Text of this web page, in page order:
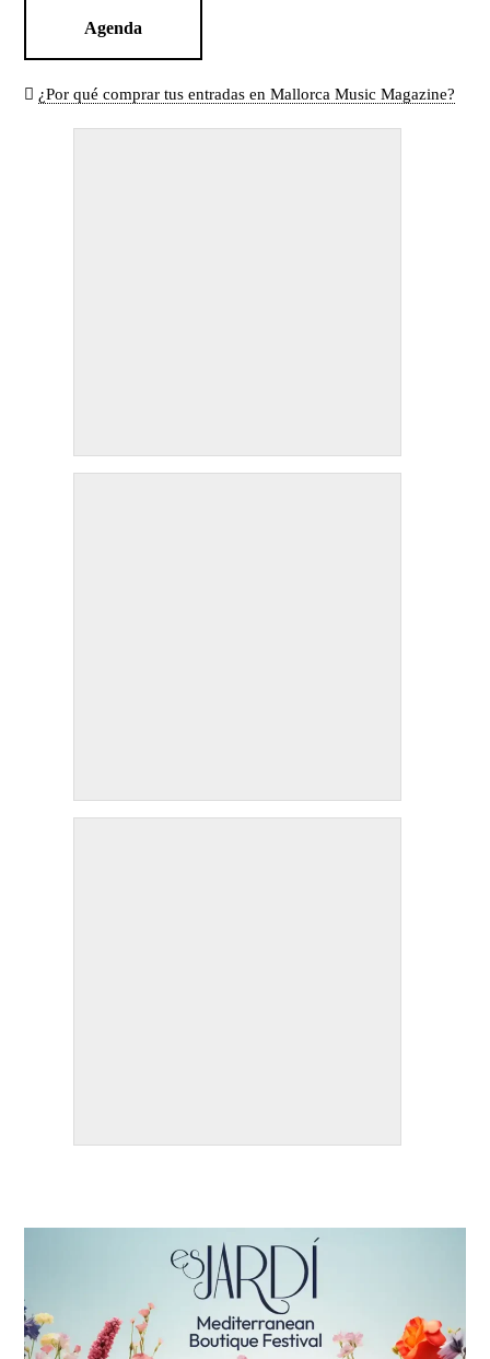
Agenda
¿Por qué comprar tus entradas en Mallorca Music Magazine?